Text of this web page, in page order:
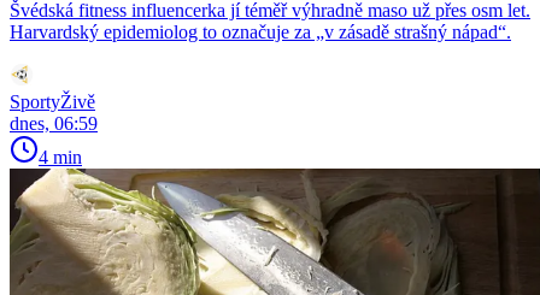
Švédská fitness influencerka jí téměř výhradně maso už přes osm let.
Harvardský epidemiolog to označuje za „v zásadě strašný nápad“.
SportyŽivě
dnes, 06:59
4 min